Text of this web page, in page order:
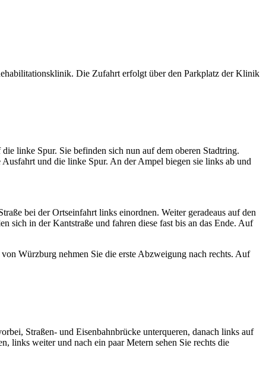
Die Zufahrt erfolgt über den Parkplatz der Klinik
linke Spur. Sie befinden sich nun auf dem oberen Stadtring.
und die linke Spur. An der Ampel biegen sie links ab und
bei der Ortseinfahrt links einordnen. Weiter geradeaus auf den
sich in der Kantstraße und fahren diese fast bis an das Ende. Auf
Würzburg nehmen Sie die erste Abzweigung nach rechts. Auf
Straßen- und Eisenbahnbrücke unterqueren, danach links auf
links weiter und nach ein paar Metern sehen Sie rechts die